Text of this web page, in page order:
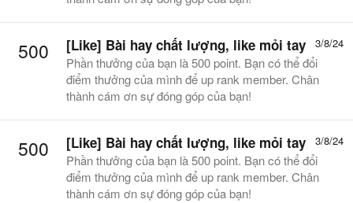
500 3/8/24
[Like] Bài hay chất lượng, like mỏi tay
Phần thưởng của bạn là 500 point. Bạn có thể đổi
điểm thưởng của mình để up rank member. Chân
thành cám ơn sự đóng góp của bạn!
500 3/8/24
[Like] Bài hay chất lượng, like mỏi tay
Phần thưởng của bạn là 500 point. Bạn có thể đổi
điểm thưởng của mình để up rank member. Chân
thành cám ơn sự đóng góp của bạn!